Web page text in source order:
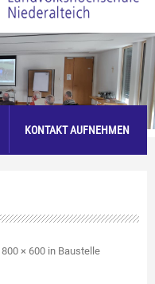
KONTAKT AUFNEHMEN
800 × 600 in Baustelle